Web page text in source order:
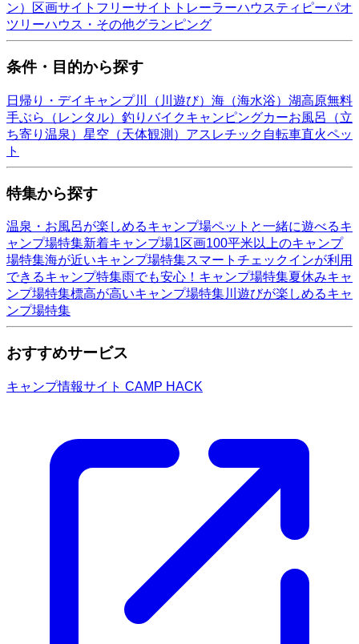
ン）
区画サイト フリーサイト トレーラーハウスティピーパオ
ツリーハウス・その他グランピング
条件・目的から探す
日帰り・デイキャンプ川（川遊び） 海（海水浴） 湖高原無料
手ぶら（レンタル） 釣り バイクキャンピングカーお風呂（立
ち寄り温泉） 星空（天体観測） アスレチック 自転車直火ペッ
ト
特集から探す
温泉・お風呂が楽しめるキャンプ場ペットと一緒に遊べるキ
ャンプ場特集新着キャンプ場1区画100平米以上のキャンプ
場特集海が近いキャンプ場特集スマートチェックインが利用
できるキャンプ特集雨でも安心！キャンプ場特集夏休みキャ
ンプ場特集標高が高いキャンプ場特集川遊びが楽しめるキャ
ンプ場特集
おすすめサービス
キャンプ情報サイト CAMP HACK